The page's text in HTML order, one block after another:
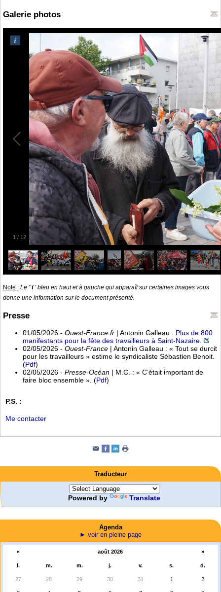
Galerie photos
1 / 12
Note : Le ’’i’’ bleu en haut et à gauche qui apparaît sur certaines images vous
donne une information sur le document présenté.
Presse
01/05/2026 - Ouest-France.fr | Antonin Galleau : Plus de 800
manifestants pour la fête des travailleurs à Saint-Nazaire.
02/05/2026 - Ouest-France | Antonin Galleau : « Tout se durcit
pour les travailleurs » estime le syndicaliste Sébastien Benoit.
(Pdf)
02/05/2026 - Presse-Océan | M.C. : « C’était important de
faire bloc ensemble ». (Pdf)
P.S. :
Me contacter
Traducteur
Powered by Translate
Agenda
► voir en pleine page
« août 2026 »
l. m. m. j. v. s. d.
27 28 29 30 31 1 2